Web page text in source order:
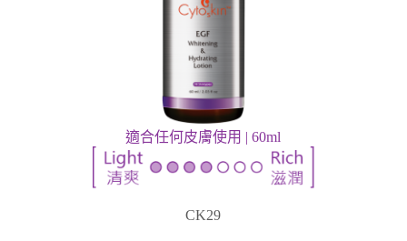
適合任何皮膚使用 | 60ml
CK29